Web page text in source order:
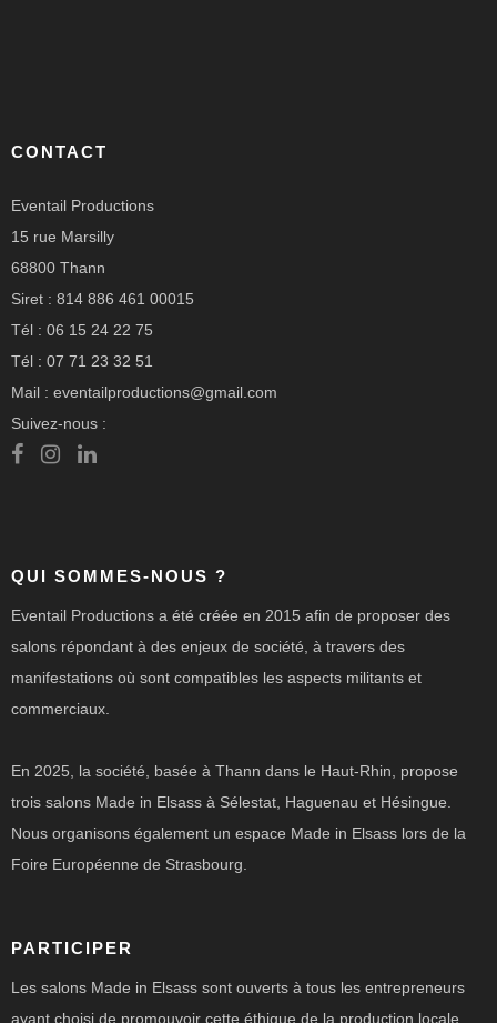
CONTACT
Eventail Productions
15 rue Marsilly
68800 Thann
Siret : 814 886 461 00015
Tél : 06 15 24 22 75
Tél : 07 71 23 32 51
Mail : eventailproductions@gmail.com
Suivez-nous :
QUI SOMMES-NOUS ?
Eventail Productions a été créée en 2015 afin de proposer des
salons répondant à des enjeux de société, à travers des
manifestations où sont compatibles les aspects militants et
commerciaux.
En 2025, la société, basée à Thann dans le Haut-Rhin, propose
trois salons Made in Elsass à Sélestat, Haguenau et Hésingue.
Nous organisons également un espace Made in Elsass lors de la
Foire Européenne de Strasbourg.
PARTICIPER
Les salons Made in Elsass sont ouverts à tous les entrepreneurs
ayant choisi de promouvoir cette éthique de la production locale.